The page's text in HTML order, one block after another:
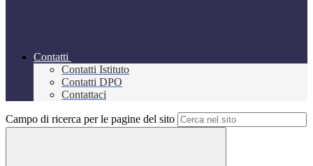
Contatti
Contatti Istituto
Contatti DPO
Contattaci
Campo di ricerca per le pagine del sito